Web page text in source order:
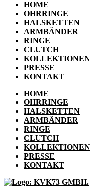
HOME
OHRRINGE
HALSKETTEN
ARMBÄNDER
RINGE
CLUTCH
KOLLEKTIONEN
PRESSE
KONTAKT
HOME
OHRRINGE
HALSKETTEN
ARMBÄNDER
RINGE
CLUTCH
KOLLEKTIONEN
PRESSE
KONTAKT